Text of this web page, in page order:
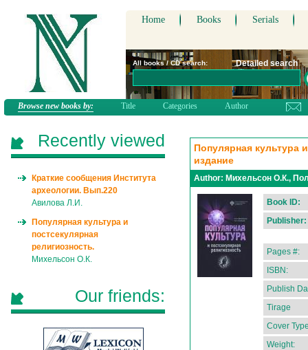
Home Books Serials
All books / CD search: Detailed search
Browse new books by: Title Categories Author
Популярная культура
издание
Author: Михельсон О.К.,
Book ID:
Publisher:
Pages #:
ISBN:
Publish
Tirage
Cover
Weight:
Recently viewed
Краткие сообщения Института
археологии. Вып.220
Авилова Л.И.
Популярная культура и
постсекулярная
религиозность.
Михельсон О.К.
Our friends: